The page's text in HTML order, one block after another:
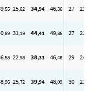
,55 25,82 34,94 46,36 27 22
,89 31,19 44,41 49,86 27 22
,58 22,98 38,33 46,48 29 24
,96 25,72 39,94 48,09 30 21